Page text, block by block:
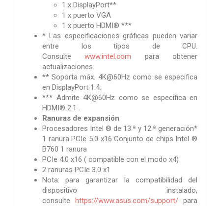
1 x DisplayPort**
1 x puerto VGA
1 x puerto HDMI® ***
* Las especificaciones gráficas pueden variar
entre los tipos de CPU.
Consultewww.intel.com para obtener
actualizaciones.
** Soporta máx. 4K@60Hz como se especifica
en DisplayPort 1.4.
*** Admite 4K@60Hz como se especifica en
HDMI® 2.1 .
Ranuras de expansión
Procesadores Intel ® de 13.ª y 12.ª generación*
1 ranura PCIe 5.0 x16 Conjunto de chips Intel ®
B760 1 ranura
PCIe 4.0 x16 ( compatible con el modo x4)
2 ranuras PCIe 3.0 x1
Nota: para garantizar la compatibilidad del
dispositivo instalado,
consulte https://www.asus.com/support/ para